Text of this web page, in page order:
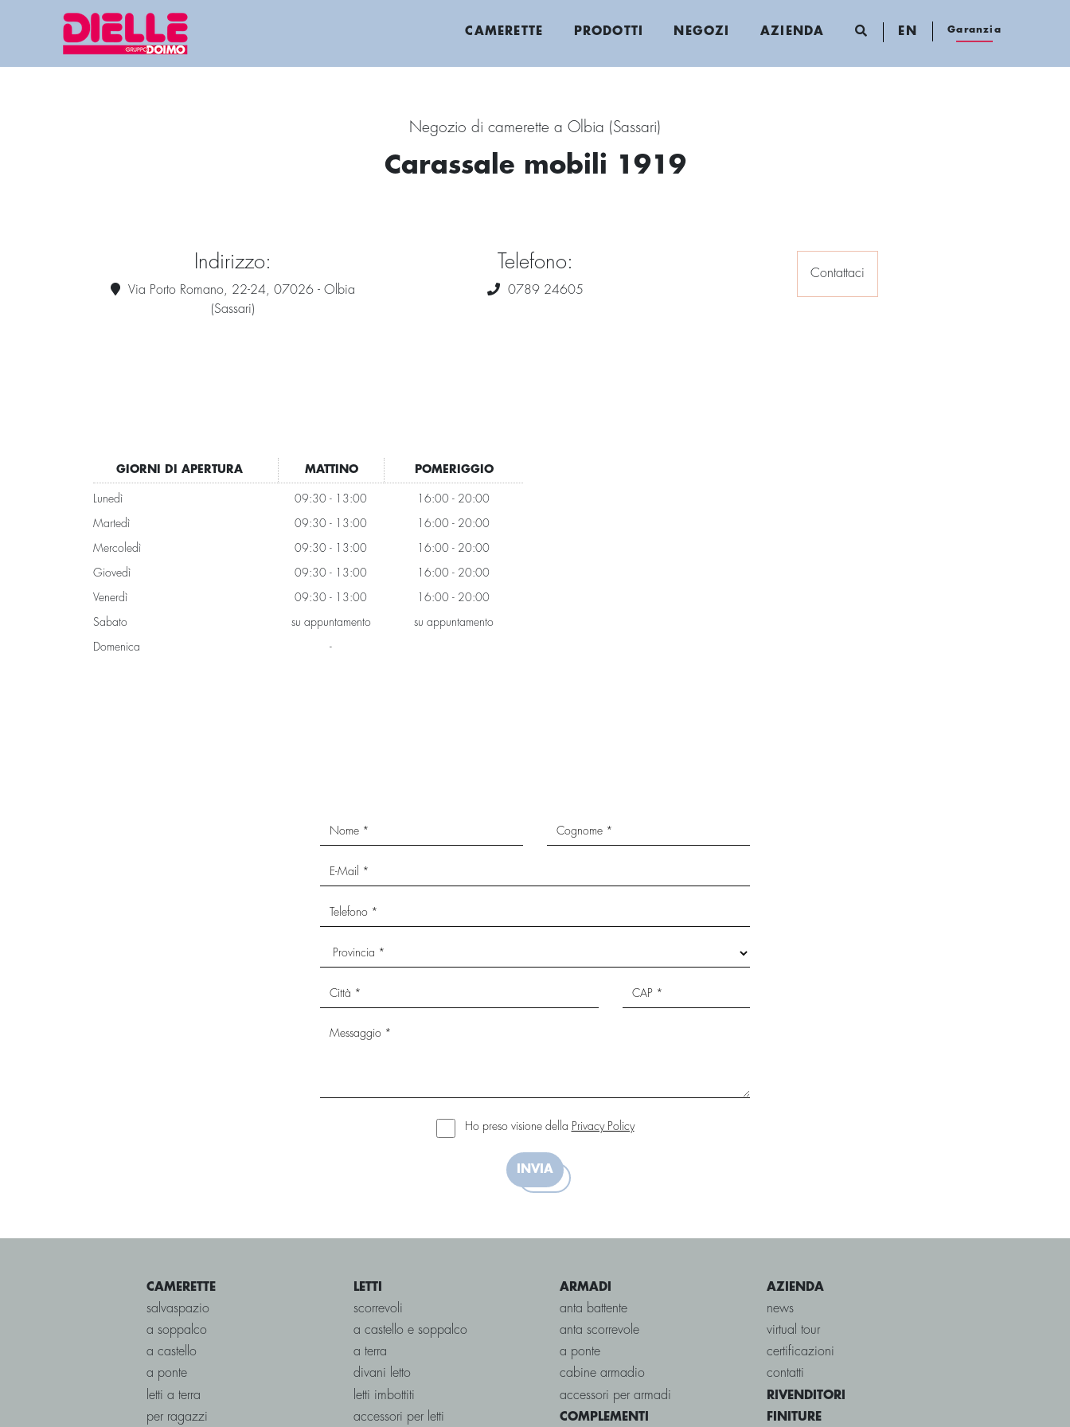
CAMERETTE PRODOTTI NEGOZI AZIENDA EN Garanzia
Negozio di camerette a Olbia (Sassari)
Carassale mobili 1919
Indirizzo:
Via Porto Romano, 22-24, 07026 - Olbia
(Sassari)
Telefono:
0789 24605
Contattaci
GIORNI DI APERTURA MATTINO POMERIGGIO
Lunedì 09:30 - 13:00
16:00 - 20:00
Martedì
09:30 - 13:00
16:00 - 20:00
Mercoledì
09:30 - 13:00
16:00 - 20:00
Giovedì
09:30 - 13:00
16:00 - 20:00
Venerdì
09:30 - 13:00
16:00 - 20:00
Sabato
su appuntamento
su appuntamento
Domenica
-
Ho preso visione della Privacy Policy
INVIA
CAMERETTE
salvaspazio
a soppalco
a castello
a ponte
letti a terra
per ragazzi
LETTI
scorrevoli
a castello e soppalco
a terra
divani letto
letti imbottiti
accessori per letti
ARMADI
anta battente
anta scorrevole
a ponte
cabine armadio
accessori per armadi
COMPLEMENTI
AZIENDA
news
virtual tour
certificazioni
contatti
RIVENDITORI
FINITURE